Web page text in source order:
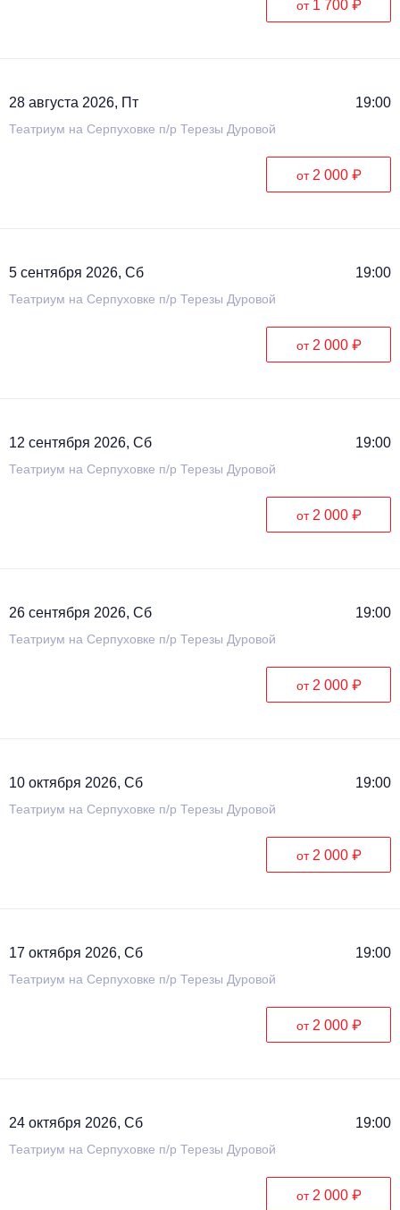
от 1 700 ₽
28 августа 2026, Пт 19:00
Театриум на Серпуховке п/р Терезы Дуровой
от 2 000 ₽
5 сентября 2026, Сб 19:00
Театриум на Серпуховке п/р Терезы Дуровой
от 2 000 ₽
12 сентября 2026, Сб 19:00
Театриум на Серпуховке п/р Терезы Дуровой
от 2 000 ₽
26 сентября 2026, Сб 19:00
Театриум на Серпуховке п/р Терезы Дуровой
от 2 000 ₽
10 октября 2026, Сб 19:00
Театриум на Серпуховке п/р Терезы Дуровой
от 2 000 ₽
17 октября 2026, Сб 19:00
Театриум на Серпуховке п/р Терезы Дуровой
от 2 000 ₽
24 октября 2026, Сб 19:00
Театриум на Серпуховке п/р Терезы Дуровой
от 2 000 ₽